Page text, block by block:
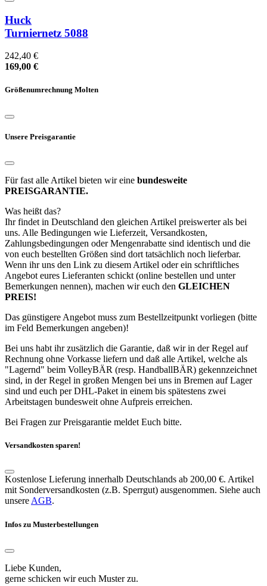
Huck
Turniernetz 5088
242,40 €
169,00 €
Größenumrechnung Molten
Unsere Preisgarantie
Für fast alle Artikel bieten wir eine bundesweite
PREISGARANTIE.
Was heißt das?
Ihr findet in Deutschland den gleichen Artikel preiswerter als bei
uns. Alle Bedingungen wie Lieferzeit, Versandkosten,
Zahlungsbedingungen oder Mengenrabatte sind identisch und die
von euch bestellten Größen sind dort tatsächlich noch lieferbar.
Wenn ihr uns den Link zu diesem Artikel oder ein schriftliches
Angebot eures Lieferanten schickt (online bestellen und unter
Bemerkungen nennen), machen wir euch den GLEICHEN
PREIS!
Das günstigere Angebot muss zum Bestellzeitpunkt vorliegen (bitte
im Feld Bemerkungen angeben)!
Bei uns habt ihr zusätzlich die Garantie, daß wir in der Regel auf
Rechnung ohne Vorkasse liefern und daß alle Artikel, welche als
"Lagernd" beim VolleyBÄR (resp. HandballBÄR) gekennzeichnet
sind, in der Regel in großen Mengen bei uns in Bremen auf Lager
sind und euch per DHL-Paket in einem bis spätestens zwei
Arbeitstagen bundesweit ohne Aufpreis erreichen.
Bei Fragen zur Preisgarantie meldet Euch bitte.
Versandkosten sparen!
Kostenlose Lieferung innerhalb Deutschlands ab 200,00 €. Artikel
mit Sonderversandkosten (z.B. Sperrgut) ausgenommen. Siehe auch
unsere AGB.
Infos zu Musterbestellungen
Liebe Kunden,
gerne schicken wir euch Muster zu.